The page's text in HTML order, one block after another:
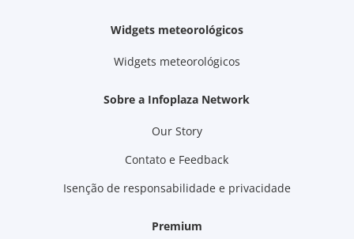
Widgets meteorológicos
Widgets meteorológicos
Sobre a Infoplaza Network
Our Story
Contato e Feedback
Isenção de responsabilidade e privacidade
Premium